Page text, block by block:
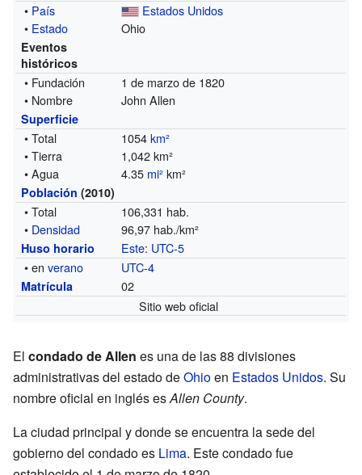
• País
Estados Unidos
• Estado Ohio
Eventos
históricos
• Fundación
1 de marzo de 1820
• Nombre
John Allen
Superficie
• Total 1054km²
• Tierra
1,042 km²
• Agua
4.35 mi²km²
Población (2010)
• Total
106,331 hab.
• Densidad 96,97 hab./km²
Huso horario Este: UTC-5
• enverano UTC-4
Matrícula
02
Sitio web oficial
El condado de Allen es una de las 88 divisiones
administrativas del estado deOhioen Estados Unidos. Su
nombre oficial en inglés esAllen County.
La ciudad principal y donde se encuentra la sede del
gobierno del condado es Lima. Este condado fue